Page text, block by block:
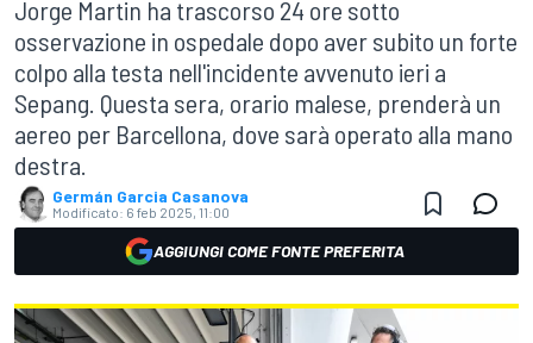
Jorge Martin ha trascorso 24 ore sotto
osservazione in ospedale dopo aver subito un forte
colpo alla testa nell'incidente avvenuto ieri a
Sepang. Questa sera, orario malese, prenderà un
aereo per Barcellona, dove sarà operato alla mano
destra.
Germán Garcia Casanova
Modificato: 6 feb 2025, 11:00
AGGIUNGI COME FONTE PREFERITA